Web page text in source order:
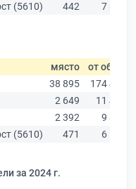
(5610)
442 7 842
място от общо
38 895
174 403
2 649
11 437
2 392
9 876
(5610)
471 6 522
за 2024 г.